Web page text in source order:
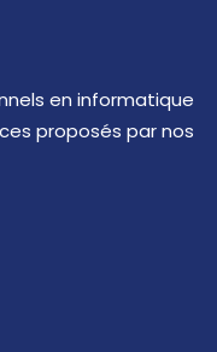
en informatique
proposés par nos